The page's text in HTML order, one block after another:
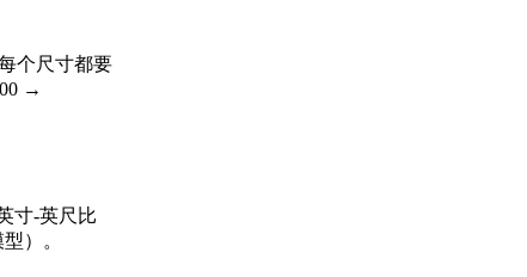
个尺寸都要
→
寸-英尺比
）。